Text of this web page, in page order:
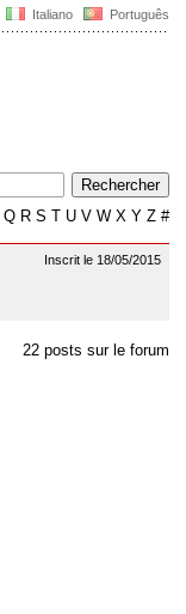
Italiano Português
Q R S T U V W X Y Z #
Inscrit le 18/05/2015
22 posts sur le forum